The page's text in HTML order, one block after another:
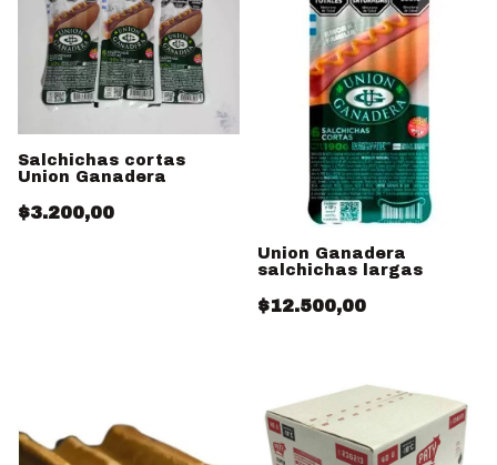
Salchichas cortas
Union Ganadera
$3.200,00
Union Ganadera
salchichas largas
$12.500,00